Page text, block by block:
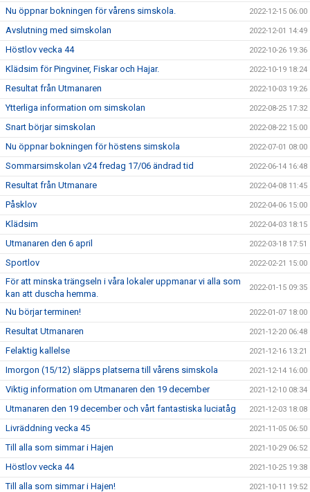
Nu öppnar bokningen för vårens simskola. 2022-12-15 06:00
Avslutning med simskolan 2022-12-01 14:49
Höstlov vecka 44 2022-10-26 19:36
Klädsim för Pingviner, Fiskar och Hajar. 2022-10-19 18:24
Resultat från Utmanaren 2022-10-03 19:26
Ytterliga information om simskolan 2022-08-25 17:32
Snart börjar simskolan 2022-08-22 15:00
Nu öppnar bokningen för höstens simskola 2022-07-01 08:00
Sommarsimskolan v24 fredag 17/06 ändrad tid 2022-06-14 16:48
Resultat från Utmanare 2022-04-08 11:45
Påsklov 2022-04-06 15:00
Klädsim 2022-04-03 18:15
Utmanaren den 6 april 2022-03-18 17:51
Sportlov 2022-02-21 15:00
För att minska trängseln i våra lokaler uppmanar vi alla som
kan att duscha hemma.
2022-01-15 09:35
Nu börjar terminen! 2022-01-07 18:00
Resultat Utmanaren 2021-12-20 06:48
Felaktig kallelse 2021-12-16 13:21
Imorgon (15/12) släpps platserna till vårens simskola 2021-12-14 16:00
Viktig information om Utmanaren den 19 december 2021-12-10 08:34
Utmanaren den 19 december och vårt fantastiska luciatåg 2021-12-03 18:08
Livräddning vecka 45 2021-11-05 06:50
Till alla som simmar i Hajen 2021-10-29 06:52
Höstlov vecka 44 2021-10-25 19:38
Till alla som simmar i Hajen! 2021-10-11 19:52